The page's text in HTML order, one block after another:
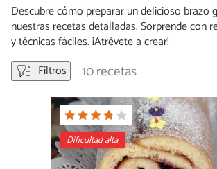
Descubre cómo preparar un delicioso brazo
nuestras recetas detalladas. Sorprende con
y técnicas fáciles. ¡Atrévete a crear!
Filtros
10 recetas
Dificultad alta